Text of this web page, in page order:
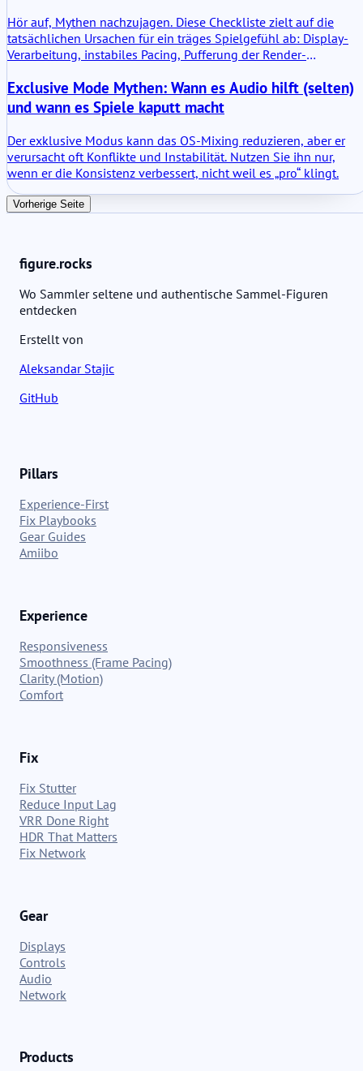
Hör auf, Mythen nachzujagen. Diese Checkliste zielt auf die
tatsächlichen Ursachen für ein träges Spielgefühl ab: Display-
Verarbeitung, instabiles Pacing, Pufferung der Render-
Exclusive Mode Mythen: Wann es Audio hilft (selten)
und wann es Spiele kaputt macht
Der exklusive Modus kann das OS-Mixing reduzieren, aber er
verursacht oft Konflikte und Instabilität. Nutzen Sie ihn nur,
wenn er die Konsistenz verbessert, nicht weil es „pro“ klingt.
Vorherige Seite
figure.rocks
Wo Sammler seltene und authentische Sammel-Figuren
entdecken
Erstellt von
Aleksandar Stajic
GitHub
Pillars
Experience-First
Fix Playbooks
Gear Guides
Amiibo
Experience
Responsiveness
Smoothness (Frame Pacing)
Clarity (Motion)
Comfort
Fix
Fix Stutter
Reduce Input Lag
VRR Done Right
HDR That Matters
Fix Network
Gear
Displays
Controls
Audio
Network
Products